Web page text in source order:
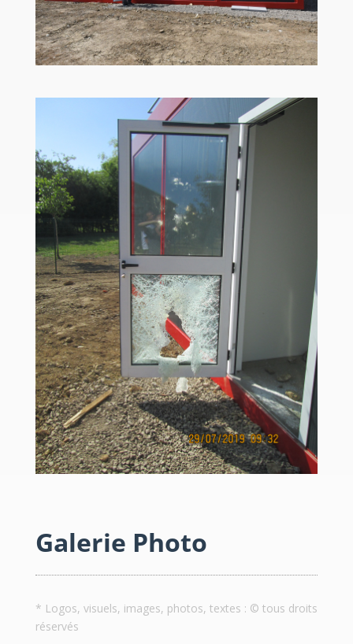
Galerie Photo
* Logos, visuels, images, photos, textes : © tous droits
réservés